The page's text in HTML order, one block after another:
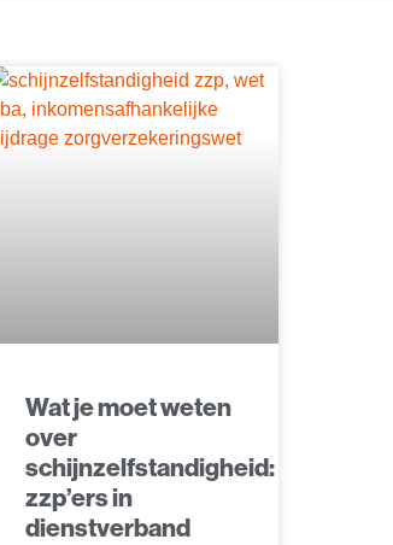
Wat je moet weten
over
schijnzelfstandigheid:
zzp’ers in
dienstverband